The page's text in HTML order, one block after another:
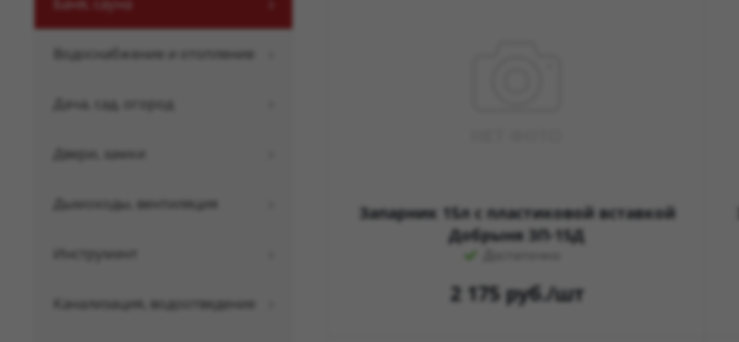
Запарник 15л с пластиковой вставкой
Добрыня ЗП-15Д
2 175руб./шт
водоснабжение и отопление
дача, сад, огород
двери, замки
дымоходы, вентиляция
инструмент
канализация, водоотведение